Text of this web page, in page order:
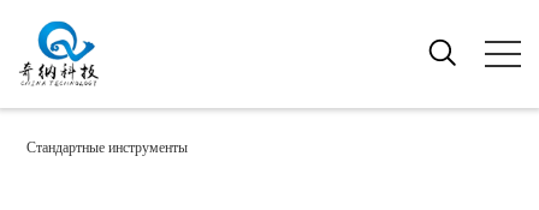
Стандартные инструменты